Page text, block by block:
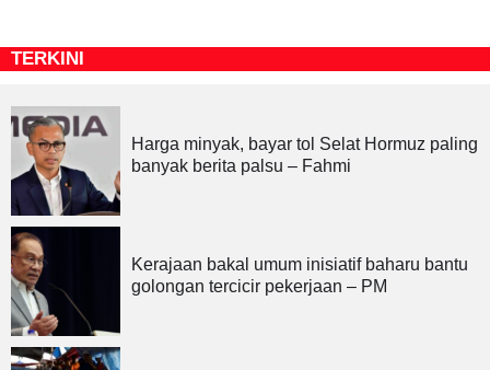
TERKINI
Harga minyak, bayar tol Selat Hormuz paling
banyak berita palsu – Fahmi
Kerajaan bakal umum inisiatif baharu bantu
golongan tercicir pekerjaan – PM